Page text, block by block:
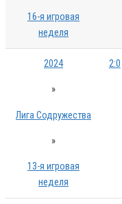
16-я игровая
неделя
2024
»
Лига Содружества
»
13-я игровая
неделя
2:0